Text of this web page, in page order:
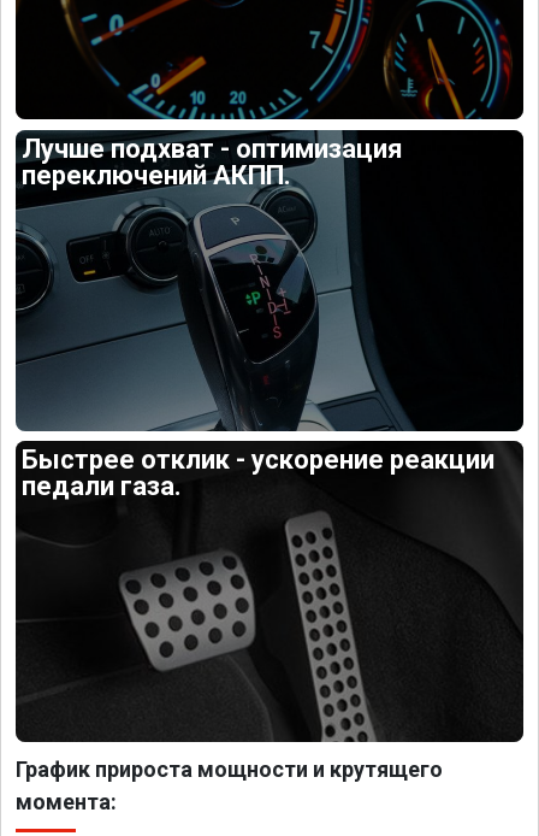
Лучше подхват - оптимизация
переключений АКПП.
Быстрее отклик - ускорение реакции
педали газа.
График прироста мощности и крутящего
момента: